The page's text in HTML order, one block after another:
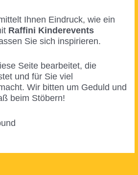
Ihnen Eindruck, wie ein
Raffini Kinderevents
Sie sich inspirieren.
Seite bearbeitet, die
und für Sie viel
Wir bitten um Geduld und
beim Stöbern!